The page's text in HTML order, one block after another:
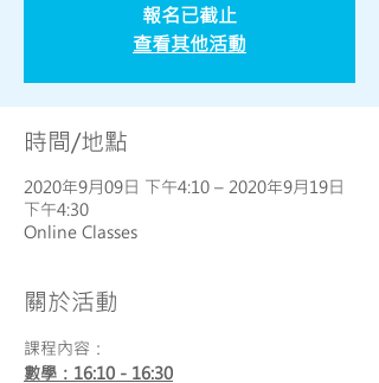
報名已截止
查看其他活動
時間/地點
2020年9月09日 下午4:10 – 2020年9月19日
下午4:30
Online Classes
關於活動
課程內容：
數學：16:10 - 16:30